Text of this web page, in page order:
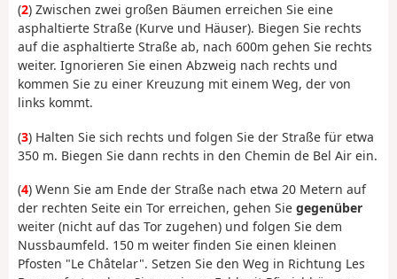
(2) Zwischen zwei großen Bäumen erreichen Sie eine
asphaltierte Straße (Kurve und Häuser). Biegen Sie rechts
auf die asphaltierte Straße ab, nach 600m gehen Sie rechts
weiter. Ignorieren Sie einen Abzweig nach rechts und
kommen Sie zu einer Kreuzung mit einem Weg, der von
links kommt.
(3) Halten Sie sich rechts und folgen Sie der Straße für etwa
350 m. Biegen Sie dann rechts in den Chemin de Bel Air ein.
(4) Wenn Sie am Ende der Straße nach etwa 20 Metern auf
der rechten Seite ein Tor erreichen, gehen Sie gegenüber
weiter (nicht auf das Tor zugehen) und folgen Sie dem
Nussbaumfeld. 150 m weiter finden Sie einen kleinen
Pfosten "Le Châtelar". Setzen Sie den Weg in Richtung Les